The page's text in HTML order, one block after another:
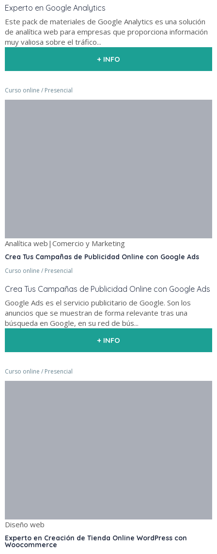
Experto en Google Analytics
Este pack de materiales de Google Analytics es una solución
de analítica web para empresas que proporciona información
muy valiosa sobre el tráfico...
+ INFO
Curso online / Presencial
Analítica web|Comercio y Marketing
Crea Tus Campañas de Publicidad Online con Google Ads
Curso online / Presencial
Crea Tus Campañas de Publicidad Online con Google Ads
Google Ads es el servicio publicitario de Google. Son los
anuncios que se muestran de forma relevante tras una
búsqueda en Google, en su red de bús...
+ INFO
Curso online / Presencial
Diseño web
Experto en Creación de Tienda Online WordPress con
Woocommerce